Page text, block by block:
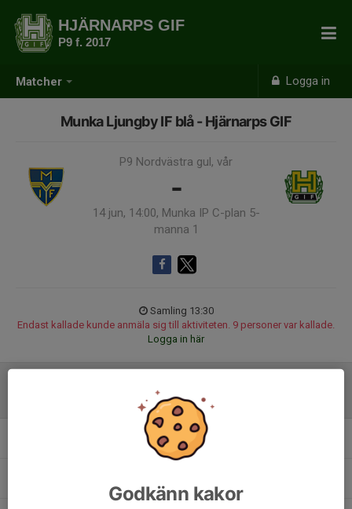
Matcher Logga in
HJÄRNARPS GIF
P9 f. 2017
Munka Ljungby IF blå - Hjärnarps GIF
P9 Nordvästra gul, vår
-
14 jun, 14:00, Munka IP C-plan 5-
manna 1
Samling 13:30
Endast kallade kunde anmäla sig till aktiviteten. 9 personer var kallade.
Logga in här
Godkänn kakor